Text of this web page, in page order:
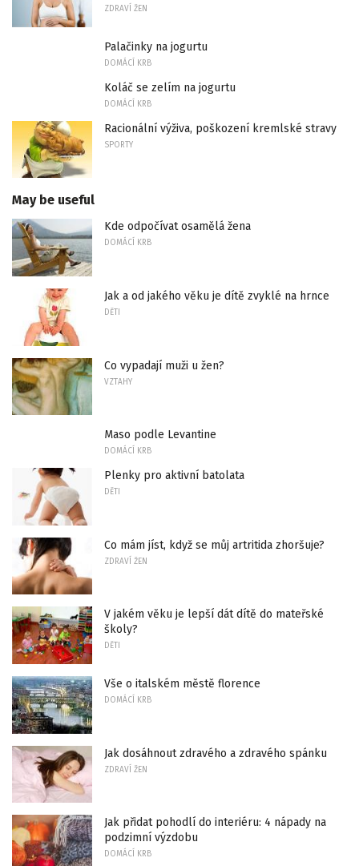
ZDRAVÍ ŽEN
Palačinky na jogurtu
DOMÁCÍ KRB
Koláč se zelím na jogurtu
DOMÁCÍ KRB
Racionální výživa, poškození kremlské stravy
SPORTY
May be useful
Kde odpočívat osamělá žena
DOMÁCÍ KRB
Jak a od jakého věku je dítě zvyklé na hrnce
DĚTI
Co vypadají muži u žen?
VZTAHY
Maso podle Levantine
DOMÁCÍ KRB
Plenky pro aktivní batolata
DĚTI
Co mám jíst, když se můj artritida zhoršuje?
ZDRAVÍ ŽEN
V jakém věku je lepší dát dítě do mateřské
školy?
DĚTI
Vše o italském městě florence
DOMÁCÍ KRB
Jak dosáhnout zdravého a zdravého spánku
ZDRAVÍ ŽEN
Jak přidat pohodlí do interiéru: 4 nápady na
podzimní výzdobu
DOMÁCÍ KRB